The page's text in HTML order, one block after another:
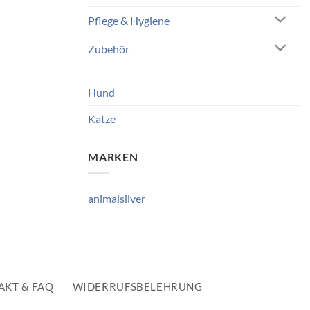
Pflege & Hygiene
Zubehör
Hund
Katze
MARKEN
animalsilver
& FAQ WIDERRUFSBELEHRUNG